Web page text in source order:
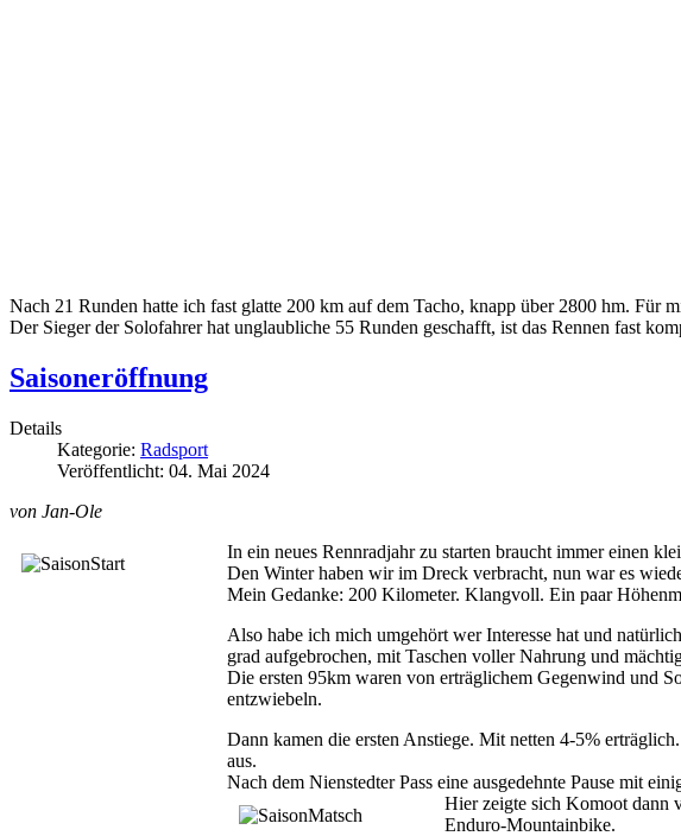
Nach 21 Runden hatte ich fast glatte 200 km auf dem Tacho, knapp über 2800 hm. Für
Der Sieger der Solofahrer hat unglaubliche 55 Runden geschafft, ist das Rennen fast
Saisoneröffnung
Details
Kategorie: Radsport
Veröffentlicht: 04. Mai 2024
von Jan-Ole
In ein neues Rennradjahr zu starten braucht immer einen
Den Winter haben wir im Dreck verbracht, nun war es
Mein Gedanke: 200 Kilometer. Klangvoll. Ein paar
Also habe ich mich umgehört wer Interesse hat und
grad aufgebrochen, mit Taschen voller Nahrung und
Die ersten 95km waren von erträglichem Gegenwind und
entzwiebeln.
Dann kamen die ersten Anstiege. Mit netten 4-5%
aus.
Nach dem Nienstedter Pass eine ausgedehnte Pause mit
Hier zeigte sich Komoot dann
Enduro-Mountainbike.